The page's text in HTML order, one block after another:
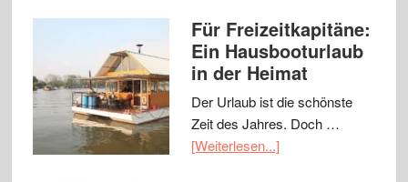
Für Freizeitkapitäne:
Ein Hausbooturlaub
in der Heimat
Der Urlaub ist die schönste
Zeit des Jahres. Doch …
[Weiterlesen...]